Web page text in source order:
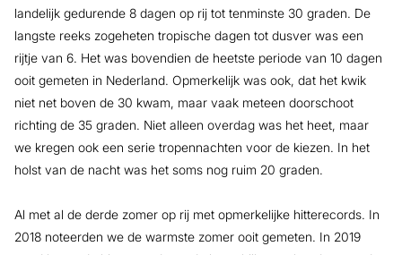
landelijk gedurende 8 dagen op rij tot tenminste 30 graden. De
langste reeks zogeheten tropische dagen tot dusver was een
rijtje van 6. Het was bovendien de heetste periode van 10 dagen
ooit gemeten in Nederland. Opmerkelijk was ook, dat het kwik
niet net boven de 30 kwam, maar vaak meteen doorschoot
richting de 35 graden. Niet alleen overdag was het heet, maar
we kregen ook een serie tropennachten voor de kiezen. In het
holst van de nacht was het soms nog ruim 20 graden.
Al met al de derde zomer op rij met opmerkelijke hitterecords. In
2018 noteerden we de warmste zomer ooit gemeten. In 2019